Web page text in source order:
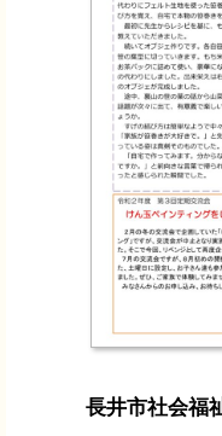
長井市社会福